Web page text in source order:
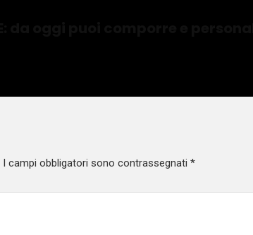
I campi obbligatori sono contrassegnati *